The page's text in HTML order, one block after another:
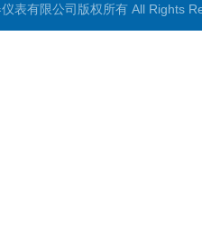
变送器
仪表有限公司版权所有 All